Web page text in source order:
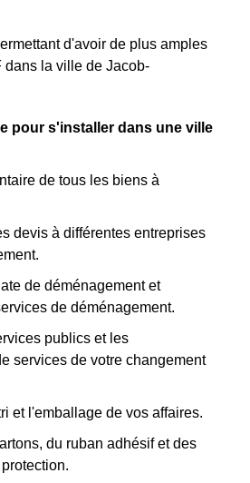
d'avoir de plus amples
dans la ville de Jacob-
pour s'installer dans une ville
de tous les biens à
devis à différentes entreprises
de déménagement et
de déménagement.
publics et les
services de votre changement
et l'emballage de vos affaires.
du ruban adhésif et des